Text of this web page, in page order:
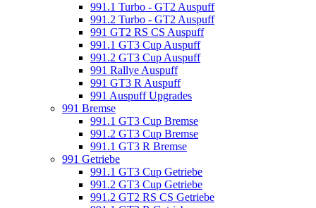
991.1 Turbo - GT2 Auspuff
991.2 Turbo - GT2 Auspuff
991 GT2 RS CS Auspuff
991.1 GT3 Cup Auspuff
991.2 GT3 Cup Auspuff
991 Rallye Auspuff
991 GT3 R Auspuff
991 Auspuff Upgrades
991 Bremse
991.1 GT3 Cup Bremse
991.2 GT3 Cup Bremse
991.1 GT3 R Bremse
991 Getriebe
991.1 GT3 Cup Getriebe
991.2 GT3 Cup Getriebe
991.2 GT2 RS CS Getriebe